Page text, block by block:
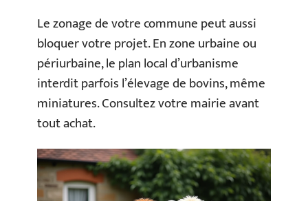
Le zonage de votre commune peut aussi
bloquer votre projet. En zone urbaine ou
périurbaine, le plan local d’urbanisme
interdit parfois l’élevage de bovins, même
miniatures. Consultez votre mairie avant
tout achat.